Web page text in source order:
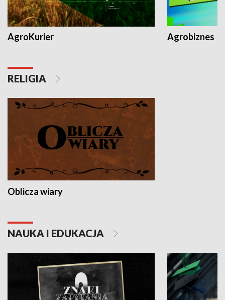
AgroKurier Agrobiznes
RELIGIA
Oblicza wiary
NAUKA I EDUKACJA